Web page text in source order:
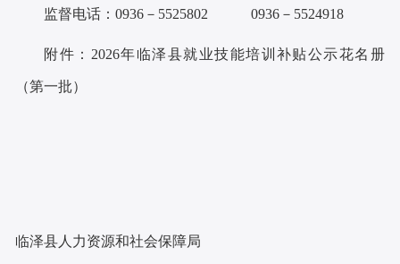
监督电话：0936－5525802 0936－5524918
附件： 2026年临泽县就业技能培训补贴公示花名册
（第一批）
临泽县人力资源和社会保障局